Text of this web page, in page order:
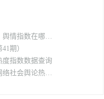
舆情事件和舆情是什么意思？舆情指数在哪里可以查到?
期）
指数数据查询
舆情指数在哪里可以查到？网络社会舆论热点事件热度分析参数